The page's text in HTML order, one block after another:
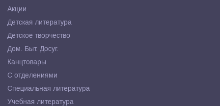
Акции
Детская литература
Детское творчество
Дом. Быт. Досуг.
Канцтовары
С отделениями
Специальная литература
Учебная литература